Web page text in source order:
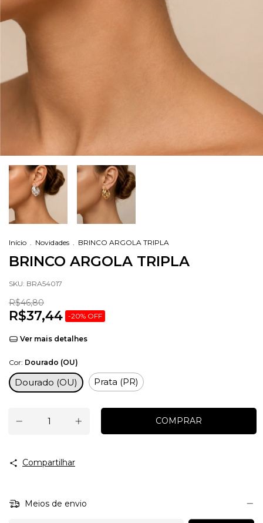
Início . Novidades . BRINCO ARGOLA TRIPLA
BRINCO ARGOLA TRIPLA
SKU: BRA54017
R$46,80
R$37,44 -20% OFF
Ver mais detalhes
Cor: Dourado (OU)
Dourado (OU) Prata (PR)
Compartilhar
Meios de envio